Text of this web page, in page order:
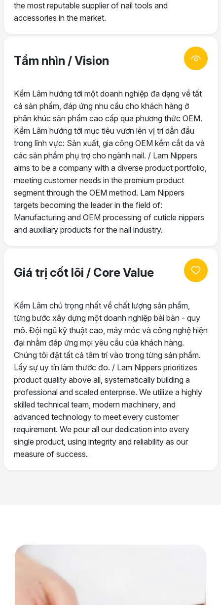
the most reputable supplier of nail tools and
accessories in the market.
Tầm nhìn / Vision
Kềm Lâm hướng tới một doanh nghiệp đa dạng về tất
cả sản phẩm, đáp ứng nhu cầu cho khách hàng ở
phân khúc sản phẩm cao cấp qua phương thức OEM.
Kềm Lâm hướng tới mục tiêu vươn lên vị trí dẫn đầu
trong lĩnh vực: Sản xuất, gia công OEM kềm cắt da và
các sản phẩm phụ trợ cho ngành nail. / Lam Nippers
aims to be a company with a diverse product portfolio,
meeting customer needs in the premium product
segment through the OEM method. Lam Nippers
targets becoming the leader in the field of:
Manufacturing and OEM processing of cuticle nippers
and auxiliary products for the nail industry.
Giá trị cốt lõi / Core Value
Kềm Lâm chú trọng nhất về chất lượng sản phẩm,
từng bước xây dựng một doanh nghiệp bài bản - quy
mô. Đội ngũ kỹ thuật cao, máy móc và công nghệ hiện
đại nhằm đáp ứng mọi yêu cầu của khách hàng.
Chúng tôi đặt tất cả tâm trí vào trong từng sản phẩm.
Lấy sự uy tín làm thước đo. / Lam Nippers prioritizes
product quality above all, systematically building a
professional and scaled enterprise. We utilize a highly
skilled technical team, modern machinery, and
advanced technology to meet every customer
requirement. We pour all our dedication into every
single product, using integrity and reliability as our
measure of success.